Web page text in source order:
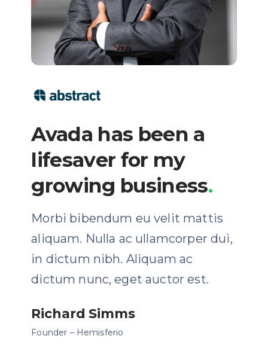
Avada has been a
lifesaver for my
growing business.
Morbi bibendum eu velit mattis
aliquam. Nulla ac ullamcorper dui,
in dictum nibh. Aliquam ac
dictum nunc, eget auctor est.
Richard Simms
Founder – Hemisferio